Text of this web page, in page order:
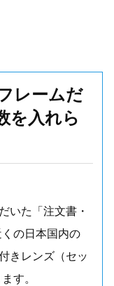
レームだ
を入れら
いた「注文書・
くの日本国内の
きレンズ（セッ
す。